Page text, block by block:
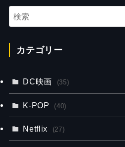
カテゴリー
DC映画 (35)
K-POP (40)
Netflix (27)